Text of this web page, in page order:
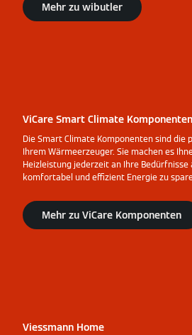
Mehr zu wibutler
ViCare Smart Climate Komponenten
Die Smart Climate Komponenten sind die
Ihrem Wärmeerzeuger. Sie machen es
Heizleistung jederzeit an Ihre Bedürfnisse
komfortabel und effizient Energie zu
Mehr zu ViCare Komponenten
Viessmann Home